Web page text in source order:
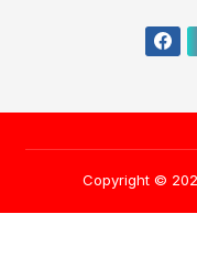
Copyright ©